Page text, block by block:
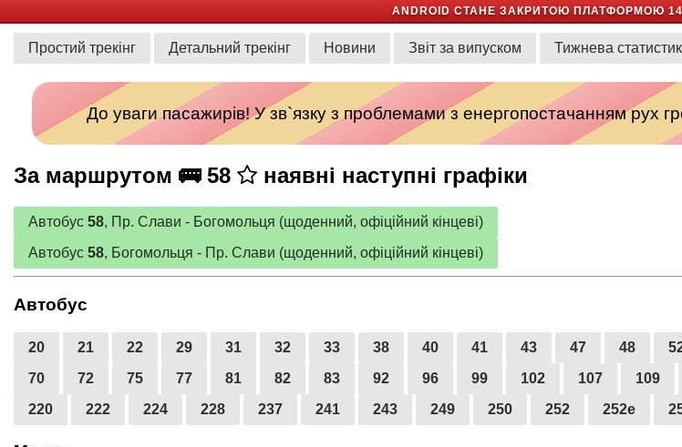
ANDROID СТАНЕ ЗАКРИТОЮ ПЛАТФОРМОЮ
Простий трекінг Детальний трекінг Новини Звіт за випуском Тижнева
До уваги пасажирів! У зв`язку з проблемами з енергопостачанням рух
За маршрутом 🚌 58 наявні наступні графіки
Автобус 58, Пр. Слави - Богомольця (щоденний, офіційний кінцеві)
Автобус 58, Богомольця - Пр. Слави (щоденний, офіційний кінцеві)
Автобус
20 21 22 29 31 32 33 38 40 41 43 47 48
70
72 75 77 81 82 83 92 96 99 102 107 109
220
222 224 228 237 241 243 249 250 252 252е